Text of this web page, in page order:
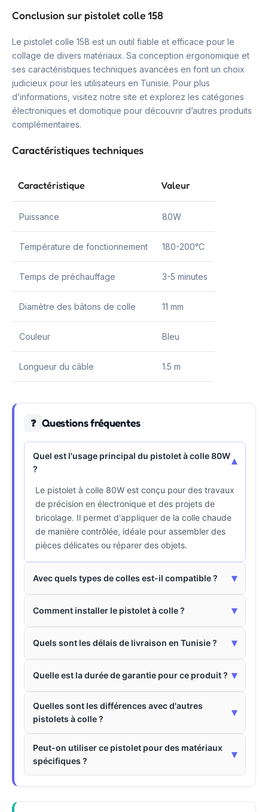
Conclusion sur pistolet colle 158
Le pistolet colle 158 est un outil fiable et efficace pour le
collage de divers matériaux. Sa conception ergonomique et
ses caractéristiques techniques avancées en font un choix
judicieux pour les utilisateurs en Tunisie. Pour plus
d’informations, visitez notre site et explorez les catégories
électroniques et domotique pour découvrir d’autres produits
complémentaires.
Caractéristiques techniques
Caractéristique Valeur
Puissance 80W
Température de fonctionnement 180-200°C
Temps de préchauffage 3-5 minutes
Diamètre des bâtons de colle 11 mm
Couleur Bleu
Longueur du câble 1.5 m
❓ Questions fréquentes
Quel est l'usage principal du pistolet à colle 80W
?
▾
Le pistolet à colle 80W est conçu pour des travaux
de précision en électronique et des projets de
bricolage. Il permet d'appliquer de la colle chaude
de manière contrôlée, idéale pour assembler des
pièces délicates ou réparer des objets.
Avec quels types de colles est-il compatible ? ▾
Comment installer le pistolet à colle ? ▾
Quels sont les délais de livraison en Tunisie ? ▾
Quelle est la durée de garantie pour ce produit ? ▾
Quelles sont les différences avec d'autres
pistolets à colle ?
▾
Peut-on utiliser ce pistolet pour des matériaux
spécifiques ?
▾